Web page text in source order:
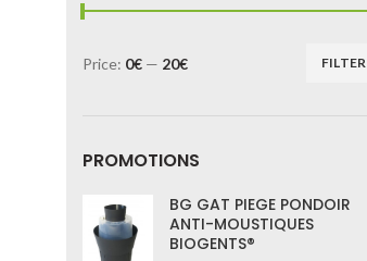
FILTER
Price: 0€ — 20€
PROMOTIONS
BG GAT PIEGE PONDOIR
ANTI-MOUSTIQUES
BIOGENTS®